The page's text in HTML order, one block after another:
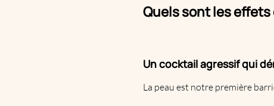
Quels sont les
Un cocktail agressif qui
La peau est notre première